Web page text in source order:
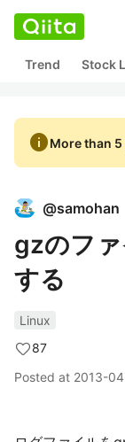
Trend Stock
infoMore than
@samohan
gzのフ
する
Linux
87
Posted at 2013-